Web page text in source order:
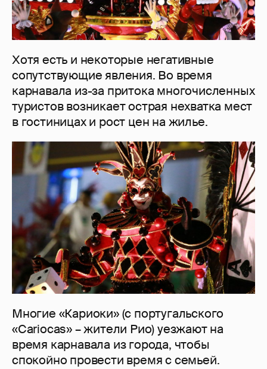
Хотя есть и некоторые негативные
сопутствующие явления. Во время
карнавала из-за притока многочисленных
туристов возникает острая нехватка мест
в гостиницах и рост цен на жилье.
Многие «Кариоки» (с португальского
«Cariocas» – жители Рио) уезжают на
время карнавала из города, чтобы
спокойно провести время с семьей.